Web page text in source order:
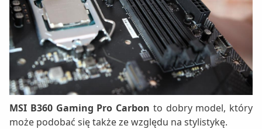
MSI B360 Gaming Pro Carbon to dobry model, który
może podobać się także ze względu na stylistykę.